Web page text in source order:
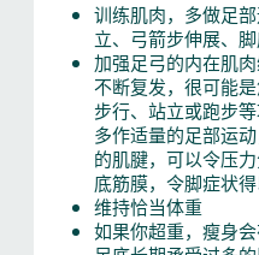
训练肌肉，多做足
立、弓箭步伸展、
加强足弓的内在肌
不断复发，很可能
步行、站立或跑步
多作适量的足部运
的肌腱，可以令压
底筋膜，令脚症状
维持恰当体重
如果你超重，瘦身